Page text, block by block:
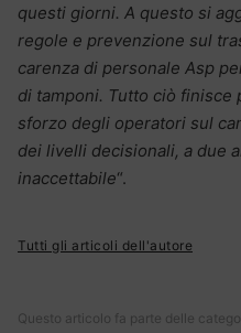
questi giorni. A questo si
regole e prevenzione sul
carenza di personale Asp
di tamponi. Tutto ciò finisce
sforzo degli operatori sul
dei livelli decisionali, a due
inaccettabile“.
Tutti gli articoli dell'autore
Questo articolo fa parte delle